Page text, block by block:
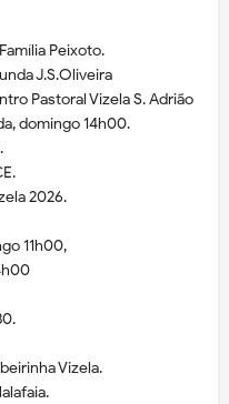
Peixoto.
J.S.Oliveira
Pastoral Vizela S. Adrião
domingo 14h00.
2026.
11h00,
Vizela.